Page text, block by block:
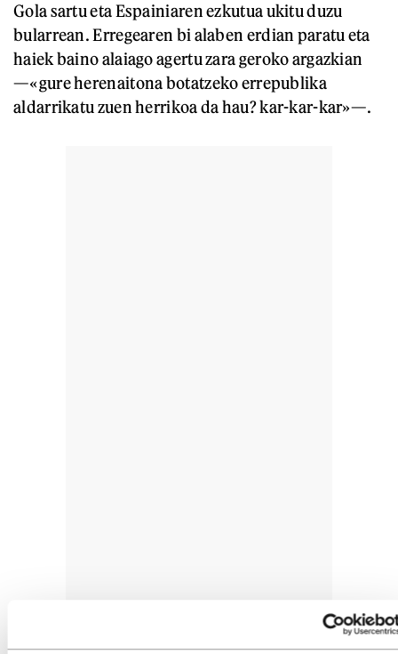
Gola sartu eta Espainiaren ezkutua ukitu duzu
bularrean. Erregearen bi alaben erdian paratu eta
haiek baino alaiago agertu zara geroko argazkian
—«gure herenaitona botatzeko errepublika
aldarrikatu zuen herrikoa da hau? kar-kar-kar»—.